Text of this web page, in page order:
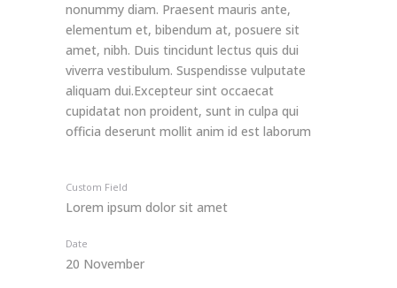
nonummy diam. Praesent mauris ante,
elementum et, bibendum at, posuere sit
amet, nibh. Duis tincidunt lectus quis dui
viverra vestibulum. Suspendisse vulputate
aliquam dui.Excepteur sint occaecat
cupidatat non proident, sunt in culpa qui
officia deserunt mollit anim id est laborum
Custom Field
Lorem ipsum dolor sit amet
Date
20 November